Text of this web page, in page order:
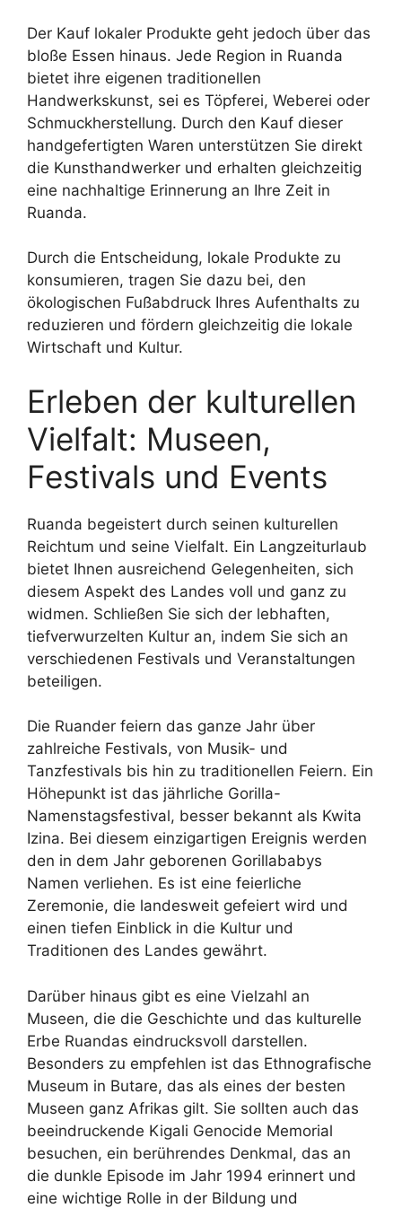
Der Kauf lokaler Produkte geht jedoch über das
bloße Essen hinaus. Jede Region in Ruanda
bietet ihre eigenen traditionellen
Handwerkskunst, sei es Töpferei, Weberei oder
Schmuckherstellung. Durch den Kauf dieser
handgefertigten Waren unterstützen Sie direkt
die Kunsthandwerker und erhalten gleichzeitig
eine nachhaltige Erinnerung an Ihre Zeit in
Ruanda.
Durch die Entscheidung, lokale Produkte zu
konsumieren, tragen Sie dazu bei, den
ökologischen Fußabdruck Ihres Aufenthalts zu
reduzieren und fördern gleichzeitig die lokale
Wirtschaft und Kultur.
Erleben der kulturellen
Vielfalt: Museen,
Festivals und Events
Ruanda begeistert durch seinen kulturellen
Reichtum und seine Vielfalt. Ein Langzeiturlaub
bietet Ihnen ausreichend Gelegenheiten, sich
diesem Aspekt des Landes voll und ganz zu
widmen. Schließen Sie sich der lebhaften,
tiefverwurzelten Kultur an, indem Sie sich an
verschiedenen Festivals und Veranstaltungen
beteiligen.
Die Ruander feiern das ganze Jahr über
zahlreiche Festivals, von Musik- und
Tanzfestivals bis hin zu traditionellen Feiern. Ein
Höhepunkt ist das jährliche Gorilla-
Namenstagsfestival, besser bekannt als Kwita
Izina. Bei diesem einzigartigen Ereignis werden
den in dem Jahr geborenen Gorillababys
Namen verliehen. Es ist eine feierliche
Zeremonie, die landesweit gefeiert wird und
einen tiefen Einblick in die Kultur und
Traditionen des Landes gewährt.
Darüber hinaus gibt es eine Vielzahl an
Museen, die die Geschichte und das kulturelle
Erbe Ruandas eindrucksvoll darstellen.
Besonders zu empfehlen ist das Ethnografische
Museum in Butare, das als eines der besten
Museen ganz Afrikas gilt. Sie sollten auch das
beeindruckende Kigali Genocide Memorial
besuchen, ein berührendes Denkmal, das an
die dunkle Episode im Jahr 1994 erinnert und
eine wichtige Rolle in der Bildung und